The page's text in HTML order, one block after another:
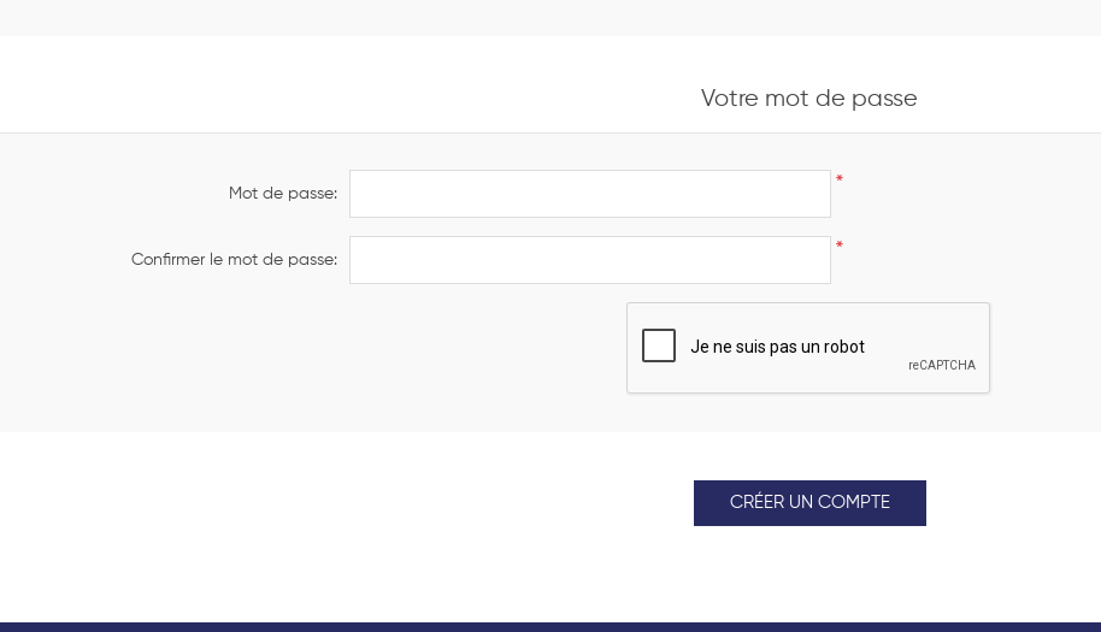
Votre mot de passe
Mot de passe: *
Confirmer le mot de passe: *
CRÉER UN COMPTE